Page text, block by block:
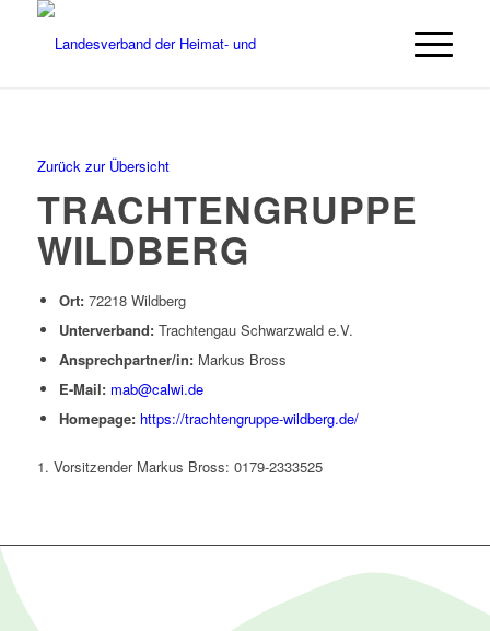
Zurück zur Übersicht
TRACHTENGRUPPE
WILDBERG
Ort:72218 Wildberg
Unterverband:Trachtengau Schwarzwald e.V.
Ansprechpartner/in:Markus Bross
E-Mail: mab@calwi.de
Homepage: https://trachtengruppe-wildberg.de/
1. Vorsitzender Markus Bross: 0179-2333525